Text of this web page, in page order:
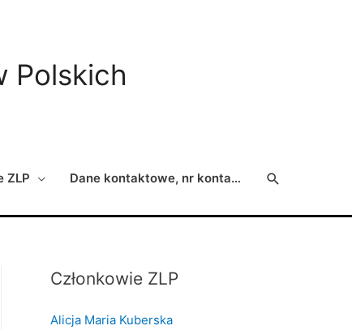
Polskich
ZLP Dane kontaktowe, nr konta… Search
Członkowie ZLP
Alicja Maria Kuberska